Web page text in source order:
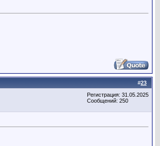
#23
Регистрация: 31.05.2025
Сообщений: 250